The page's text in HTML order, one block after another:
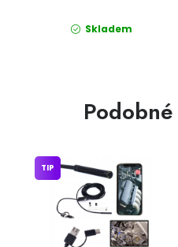
Skladem
TIP